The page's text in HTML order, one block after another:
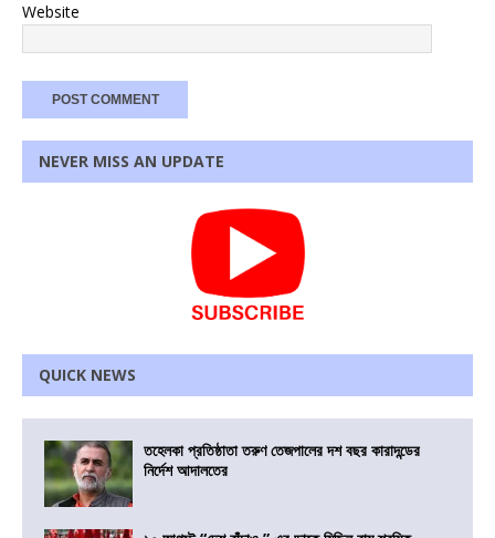
Website
NEVER MISS AN UPDATE
QUICK NEWS
তহেলকা প্রতিষ্ঠাতা তরুণ তেজপালের দশ বছর কারাদন্ডের
নির্দেশ আদালতের